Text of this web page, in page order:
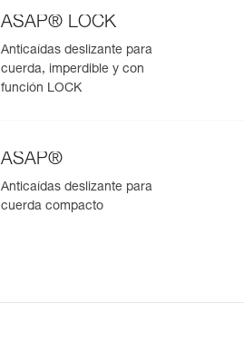
ASAP® LOCK
Anticaídas deslizante para
cuerda, imperdible y con
función LOCK
ASAP®
Anticaídas deslizante para
cuerda compacto